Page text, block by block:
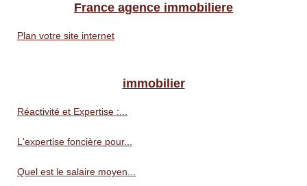
France agence immobiliere
Plan votre site internet
immobilier
Réactivité et Expertise :...
L'expertise foncière pour...
Quel est le salaire moyen...